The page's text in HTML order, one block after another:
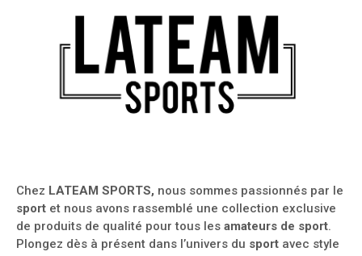
Chez LATEAM SPORTS, nous sommes passionnés par le
sport et nous avons rassemblé une collection exclusive
de produits de qualité pour tous les amateurs de sport.
Plongez dès à présent dans l’univers du sport avec style